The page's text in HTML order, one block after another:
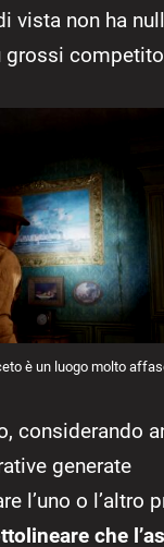
vista non ha
grossi
è un luogo molto
considerando
generate
l’uno o l’altro
che